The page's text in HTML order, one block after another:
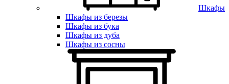
Шкафы
Шкафы из березы
Шкафы из бука
Шкафы из дуба
Шкафы из сосны